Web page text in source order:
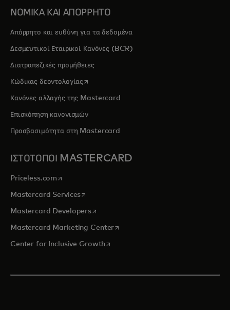
ΝΟΜΙΚΑ ΚΑΙ ΑΠΟΡΡΗΤΟ
Απόρρητο και ευθύνη για τα δεδομένα
Δεσμευτικοί Εταιρικοί Κανόνες (BCR)
Διατραπεζικές προμήθειες
Κώδικας δεοντολογίαςopens in a new tab
Κανόνες αλλαγής της Mastercard
Επισκόπηση κανονισμών
Προσβασιμότητα στη Mastercard
ΙΣΤΟΤΟΠΟΙ MASTERCARD
Priceless.com opens in a new tab
Mastercard Servicesopens in a new tab
Mastercard Developersopens in a new tab
Mastercard Marketing Centeropens in a new tab
Center for Inclusive Growthopens in a new tab